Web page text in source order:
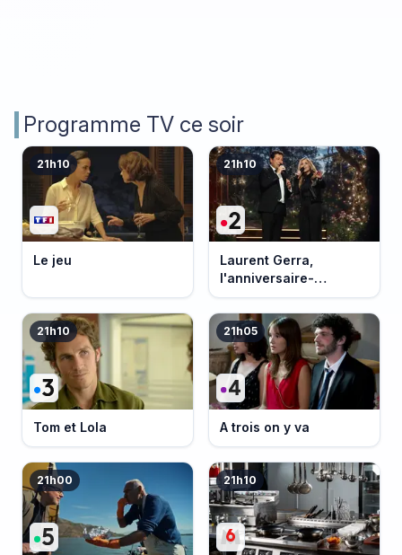
Programme TV ce soir
21h10
Le jeu
21h10
Laurent Gerra,
l'anniversaire-
événement
21h10
Tom et Lola
21h05
A trois on y va
21h00 21h10